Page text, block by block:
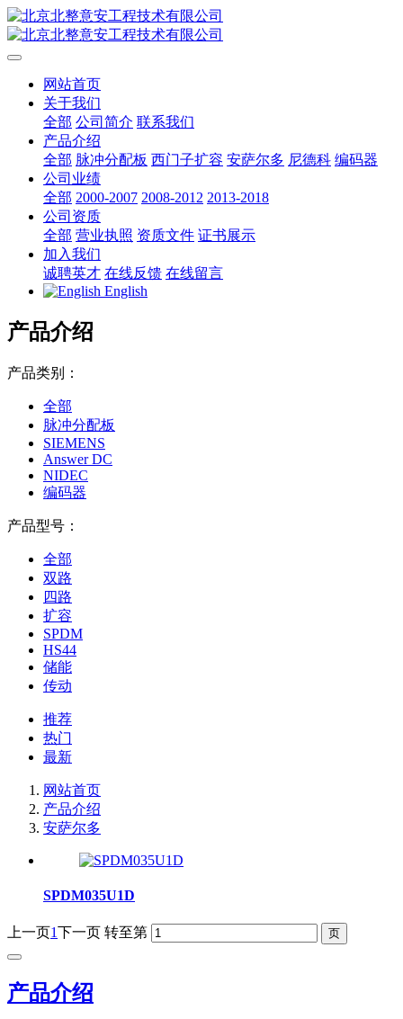
网站首页
关于我们
全部 公司简介 联系我们
产品介绍
全部 脉冲分配板 西门子扩容 安萨尔多 尼德科 编码器
公司业绩
全部 2000-2007 2008-2012 2013-2018
公司资质
全部 营业执照 资质文件 证书展示
加入我们
诚聘英才 在线反馈 在线留言
English
产品介绍
产品类别：
全部
脉冲分配板
SIEMENS
Answer DC
NIDEC
编码器
产品型号：
全部
双路
四路
扩容
SPDM
HS44
储能
传动
推荐
热门
最新
网站首页
产品介绍
安萨尔多
SPDM035U1D
上一页1下一页 转至第
产品介绍